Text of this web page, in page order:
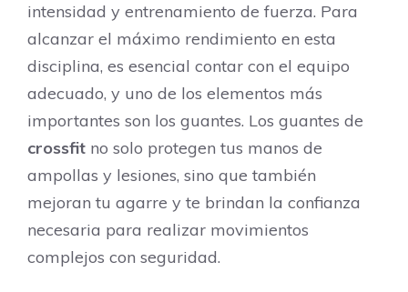
intensidad y entrenamiento de fuerza. Para
alcanzar el máximo rendimiento en esta
disciplina, es esencial contar con el equipo
adecuado, y uno de los elementos más
importantes son los guantes. Los guantes de
crossfit no solo protegen tus manos de
ampollas y lesiones, sino que también
mejoran tu agarre y te brindan la confianza
necesaria para realizar movimientos
complejos con seguridad.